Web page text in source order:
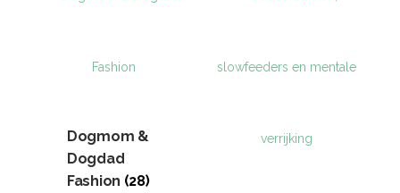
Dogmom &
Dogdad
Fashion (28)